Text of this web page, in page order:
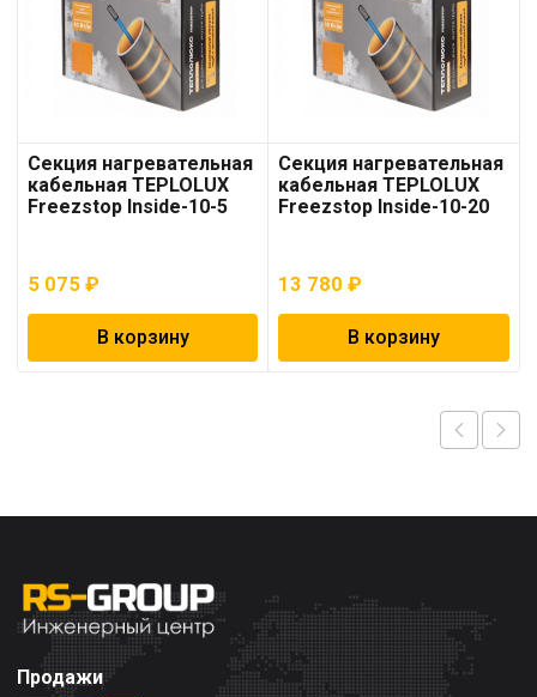
Секция нагревательная
кабельная TEPLOLUX
Freezstop Inside-10-5
5 075 ₽
В корзину
Секция нагревательная
кабельная TEPLOLUX
Freezstop Inside-10-20
13 780₽
В корзину
Продажи